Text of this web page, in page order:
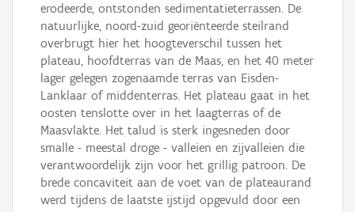
erodeerde, ontstonden sedimentatieterrassen. De
natuurlijke, noord-zuid georiënteerde steilrand
overbrugt hier het hoogteverschil tussen het
plateau, hoofdterras van de Maas, en het 40 meter
lager gelegen zogenaamde terras van Eisden-
Lanklaar of middenterras. Het plateau gaat in het
oosten tenslotte over in het laagterras of de
Maasvlakte. Het talud is sterk ingesneden door
smalle - meestal droge - valleien en zijvalleien die
verantwoordelijk zijn voor het grillig patroon. De
brede concaviteit aan de voet van de plateaurand
werd tijdens de laatste ijstijd opgevuld door een